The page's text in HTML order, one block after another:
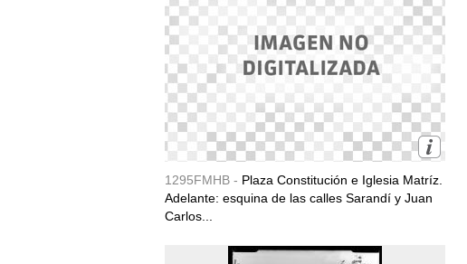
1295FMHB - Plaza Constitución e Iglesia Matríz.
Adelante: esquina de las calles Sarandí y Juan
Carlos...